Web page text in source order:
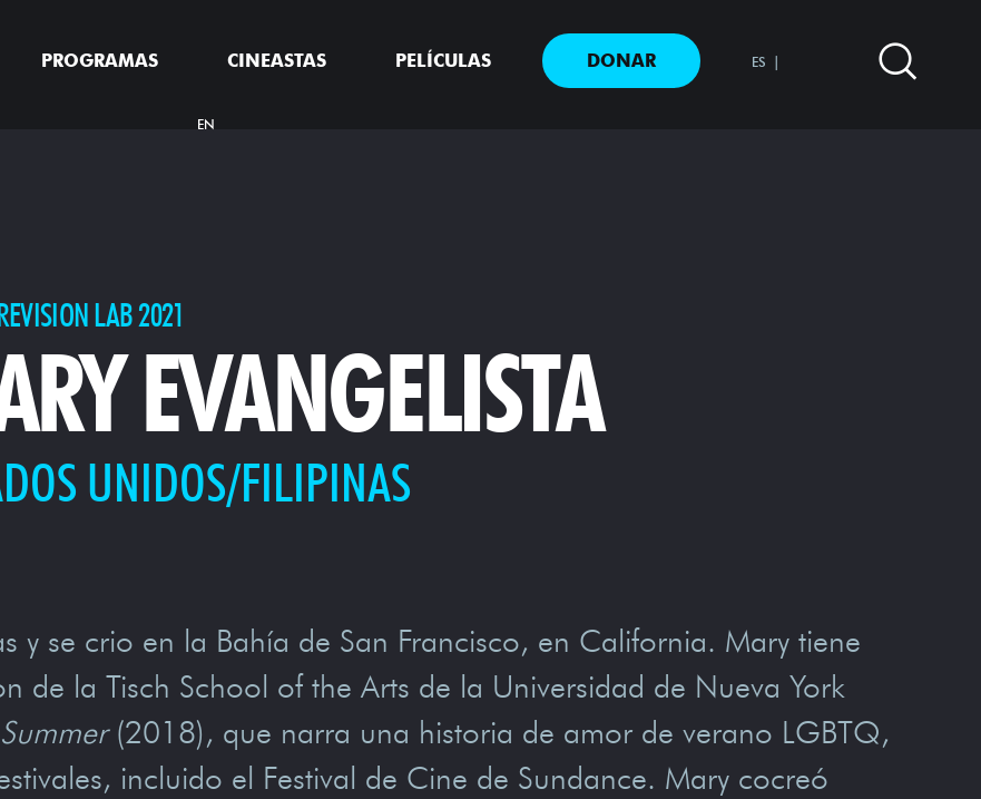
PROGRAMAS CINEASTAS PELÍCULAS DONAR ES
EN
LAB 2021
EVANGELISTA
UNIDOS/FILIPINAS
y se crio en la Bahía de San Francisco, en California. Mary tiene
de la Tisch School of the Arts de la Universidad de Nueva York
(2018), que narra una historia de amor de verano LGBTQ,
incluido el Festival de Cine de Sundance. Mary cocreó